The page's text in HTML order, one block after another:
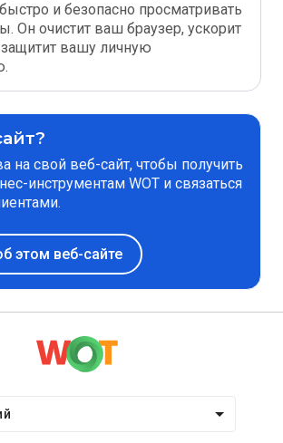
и безопасно просматривать
Он очистит ваш браузер, ускорит
защитит вашу личную
на свой веб-сайт, чтобы получить
инструментам WOT и связаться
этом веб-сайте